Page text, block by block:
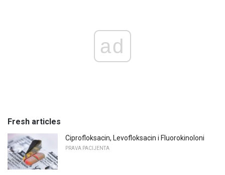
ad
Fresh articles
Ciprofloksacin, Levofloksacin i Fluorokinoloni
PRAVA PACIJENTA